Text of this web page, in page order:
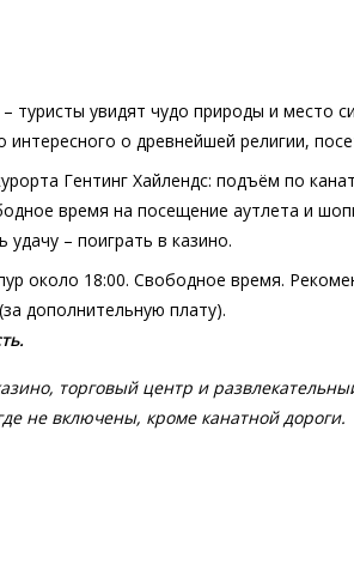
туристы увидят чудо природы и место
интересного о древнейшей религии,
Гентинг Хайлендс: подъём по
время на посещение аутлета и
– поиграть в казино.
около 18:00. Свободное время.
дополнительную плату).
торговый центр и
не включены, кроме канатной дороги.